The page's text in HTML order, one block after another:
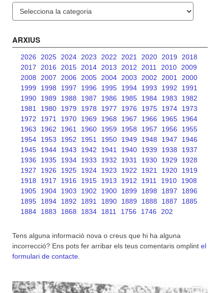
ARXIUS
2026 2025 2024 2023 2022 2021 2020 2019
2018
2017
2016 2015 2014 2013 2012 2011 2010
2009
2008
2007 2006 2005 2004 2003 2002 2001
2000
1999
1998 1997 1996 1995 1994 1993 1992
1991
1990
1989 1988 1987 1986 1985 1984 1983
1982
1981
1980 1979 1978 1977 1976 1975 1974
1973
1972
1971 1970 1969 1968 1967 1966 1965
1964
1963
1962 1961 1960 1959 1958 1957 1956
1955
1954
1953 1952 1951 1950 1949 1948 1947
1946
1945
1944 1943 1942 1941 1940 1939 1938
1937
1936
1935 1934 1933 1932 1931 1930 1929
1928
1927
1926 1925 1924 1923 1922 1921 1920
1919
1918
1917 1916 1915 1913 1912 1911 1910
1908
1905
1904 1903 1902 1900 1899 1898 1897
1896
1895
1894 1892 1891 1890 1889 1888 1887
1885
1884
1883 1868 1834 1811 1756 1746 202
Tens alguna informació nova o creus que hi ha alguna
incorrecció? Ens pots fer arribar els teus comentaris omplint el
formulari de contacte